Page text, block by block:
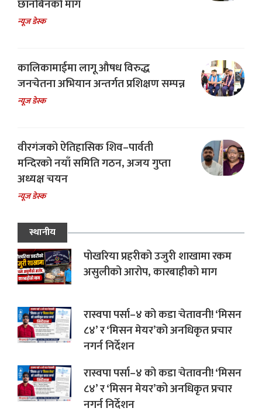
छानबिनको माग
न्यूज डेस्क
कालिकामाईमा लागू औषध विरुद्ध
जनचेतना अभियान अन्तर्गत प्रशिक्षण सम्पन्न
न्यूज डेस्क
वीरगंजको ऐतिहासिक शिव–पार्वती
मन्दिरको नयाँ समिति गठन, अजय गुप्ता
अध्यक्ष चयन
न्यूज डेस्क
स्थानीय
पोखरिया प्रहरीको उजुरी शाखामा रकम
असुलीको आरोप, कारबाहीको माग
रास्वपा पर्सा–४ को कडा चेतावनी! ‘मिसन
८४’ र ‘मिसन मेयर’को अनधिकृत प्रचार
नगर्न निर्देशन
रास्वपा पर्सा–४ को कडा चेतावनी! ‘मिसन
८४’ र ‘मिसन मेयर’को अनधिकृत प्रचार
नगर्न निर्देशन